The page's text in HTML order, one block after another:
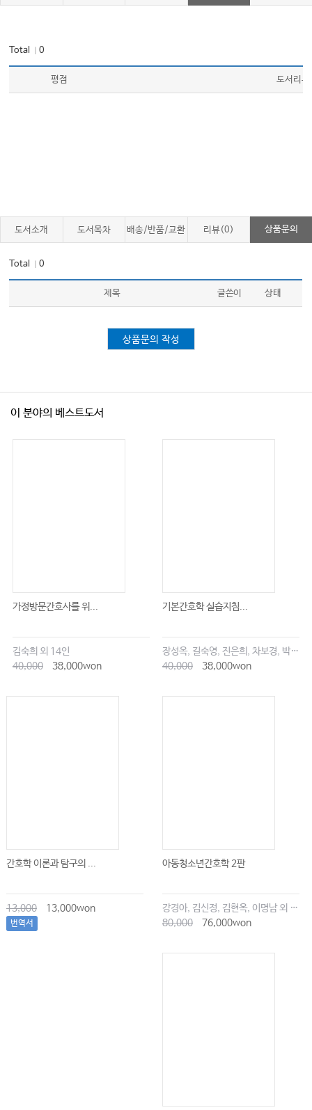
Total ｜0
평점 도서리뷰
도서소개 도서목차 배송/반품/교환 리뷰(0) 상품문의
Total ｜0
제목 글쓴이 상태
상품문의 작성
이 분야의 베스트도서
가정방문간호사를 위...
김숙희 외 14인
40,000
38,000won
기본간호학 실습지침...
장성옥, 길숙영, 진은희, 차보경, 박창승, 김영희, 임세현, 김은재, 이해랑
40,000
38,000won
간호학 이론과 탐구의 ...
13,000 13,000won
번역서
아동청소년간호학 2판
강경아, 김신정, 김현옥, 이명남 외 공저
80,000
76,000won